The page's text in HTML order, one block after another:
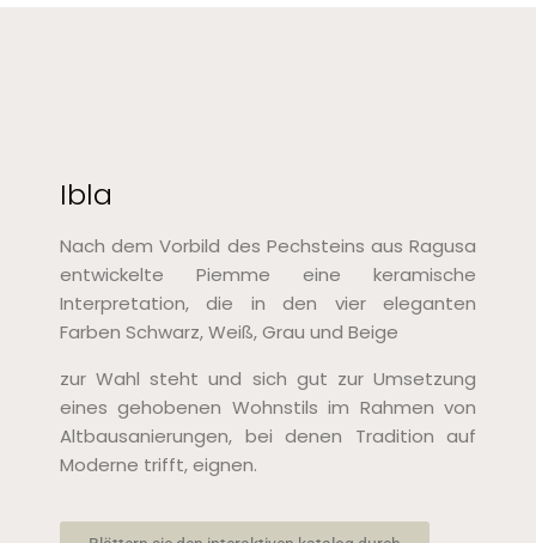
Ibla
Nach dem Vorbild des Pechsteins aus Ragusa
entwickelte Piemme eine keramische
Interpretation, die in den vier eleganten
Farben Schwarz, Weiß, Grau und Beige
zur Wahl steht und sich gut zur Umsetzung
eines gehobenen Wohnstils im Rahmen von
Altbausanierungen, bei denen Tradition auf
Moderne trifft, eignen.